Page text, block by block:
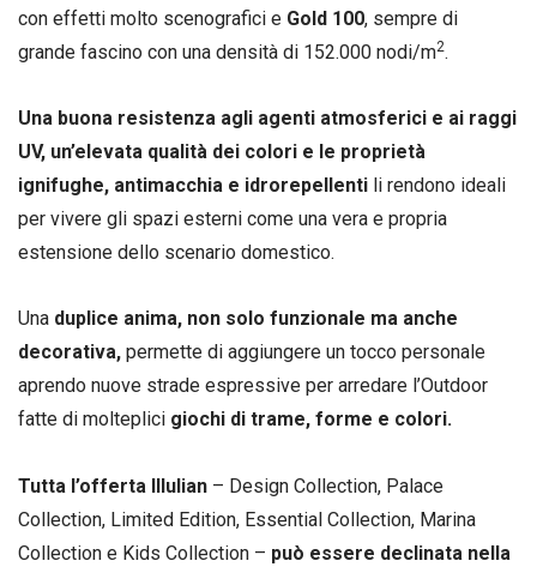
con effetti molto scenografici e Gold 100, sempre di
grande fascino con una densità di 152.000 nodi/m2.
Una buona resistenza agli agenti atmosferici e ai raggi
UV, un’elevata qualità dei colori e le proprietà
ignifughe, antimacchia e idrorepellenti li rendono ideali
per vivere gli spazi esterni come una vera e propria
estensione dello scenario domestico.
Una duplice anima, non solo funzionale ma anche
decorativa, permette di aggiungere un tocco personale
aprendo nuove strade espressive per arredare l’Outdoor
fatte di molteplici giochi di trame, forme e colori.
Tutta l’offerta Illulian – Design Collection, Palace
Collection, Limited Edition, Essential Collection, Marina
Collection e Kids Collection – può essere declinata nella